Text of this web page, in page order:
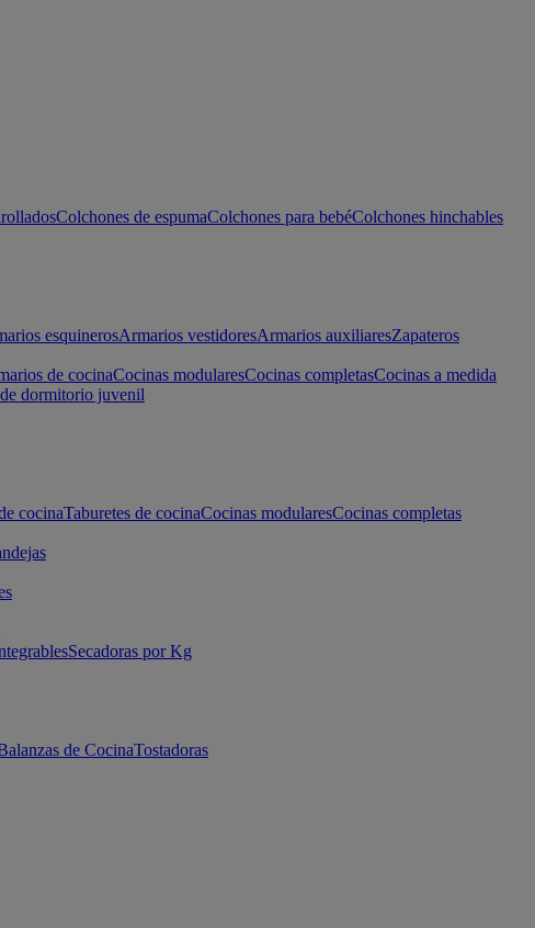
Colchones de espumaColchones para bebéColchones hinchables
esquinerosArmarios vestidoresArmarios auxiliaresZapateros
de cocinaCocinas modularesCocinas completasCocinas a medida
dormitorio juvenil
cocinaTaburetes de cocinaCocinas modularesCocinas completas
Secadoras por Kg
de CocinaTostadoras